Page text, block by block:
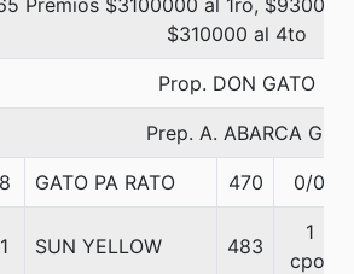
Premios $3100000 al 1ro,
$310000 al 4to
Prop. DON GATO
Prep. A. ABARCA G.
8 GATO PA RATO 470 0/0
1 SUN YELLOW 483
1
cpo.